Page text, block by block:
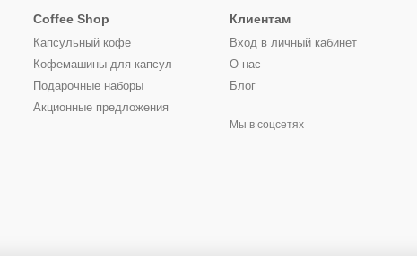
Coffee Shop
Капсульный кофе
Кофемашины для капсул
Подарочные наборы
Акционные предложения
Клиентам
Вход в личный кабинет
О нас
Блог
Мы в соцсетях